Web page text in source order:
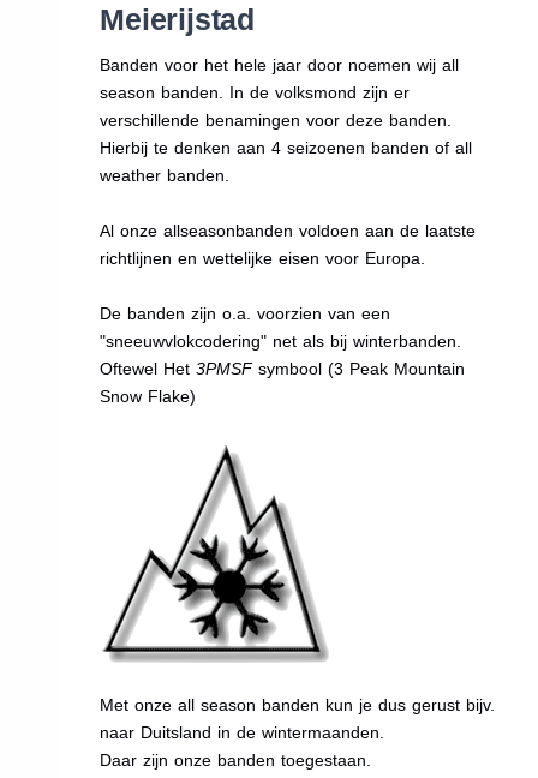
Meierijstad
Banden voor het hele jaar door noemen wij all
season banden. In de volksmond zijn er
verschillende benamingen voor deze banden.
Hierbij te denken aan 4 seizoenen banden of all
weather banden.
Al onze allseasonbanden voldoen aan de laatste
richtlijnen en wettelijke eisen voor Europa.
De banden zijn o.a. voorzien van een
"sneeuwvlokcodering" net als bij winterbanden.
Oftewel Het3PMSFsymbool (3 Peak Mountain
Snow Flake)
Met onze all season banden kun je dus gerust bijv.
naar Duitsland in de wintermaanden.
Daar zijn onze banden toegestaan.